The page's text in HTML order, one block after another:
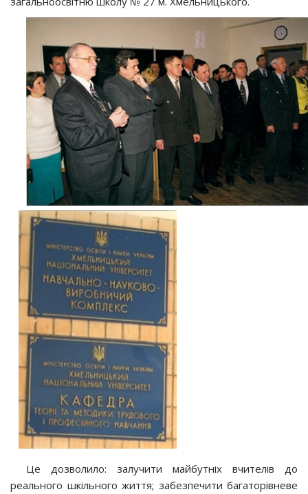
Це дозволило: залучити майбутніх вчителів до
реального шкільного життя; забезпечити багаторівневе